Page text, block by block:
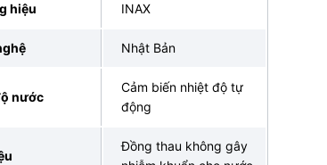
hiệu INAX
Nhật Bản
nước
Cảm biến nhiệt độ tự
động
Đồng thau không gây